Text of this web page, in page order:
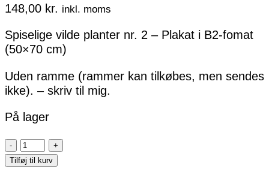
148,00 kr. inkl. moms
Spiselige vilde planter nr. 2 – Plakat i B2-fomat
(50×70 cm)
Uden ramme (rammer kan tilkøbes, men sendes
ikke). – skriv til mig.
På lager
Spiselige
vilde
Tilføj til kurv